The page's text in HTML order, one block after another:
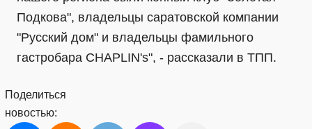
Подкова", владельцы саратовской компании
"Русский дом" и владельцы фамильного
гастробара CHAPLIN's", - рассказали в ТПП.
Поделиться
новостью: